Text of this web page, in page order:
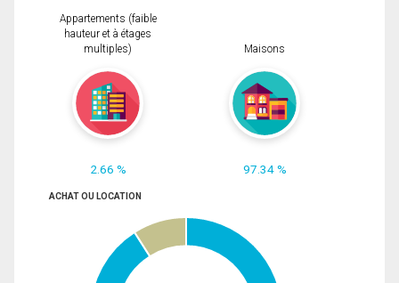
Appartements (faible
hauteur et à étages
multiples)
2.66 %
Maisons
97.34 %
ACHAT OU LOCATION